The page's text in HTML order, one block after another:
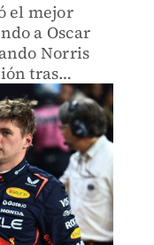
el mejor
a Oscar
Norris
tras